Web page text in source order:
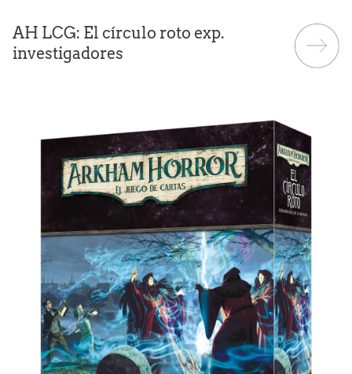
AH LCG: El círculo roto exp.
investigadores